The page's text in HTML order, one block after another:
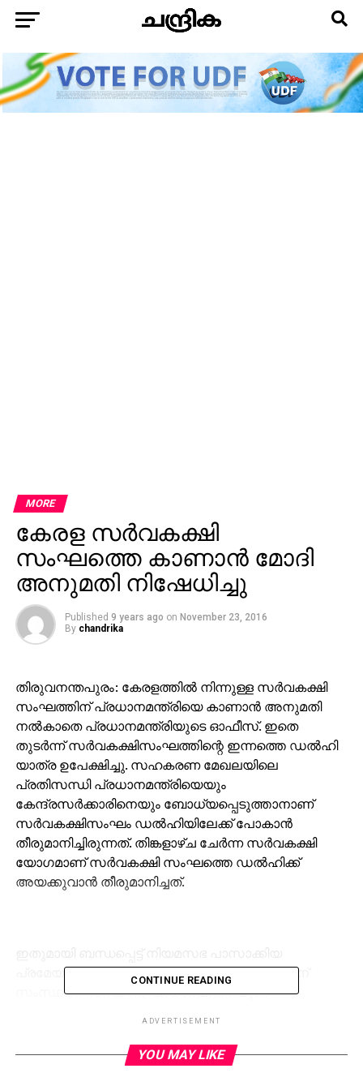
MORE
കേരള സര്‍വകക്ഷി
സംഘത്തെ കാണാന്‍ മോദി
അനുമതി നിഷേധിച്ചു
Published 9 years ago on November 23, 2016
By chandrika
തിരുവനന്തപുരം: കേരളത്തില്‍ നിന്നുള്ള സര്‍വകക്ഷി
സംഘത്തിന് പ്രധാനമന്ത്രിയെ കാണാന്‍ അനുമതി
നല്‍കാതെ പ്രധാനമന്ത്രിയുടെ ഓഫീസ്. ഇതെ
തുടര്‍ന്ന് സര്‍വകക്ഷിസംഘത്തിന്റെ ഇന്നത്തെ ഡല്‍ഹി
യാത്ര ഉപേക്ഷിച്ചു. സഹകരണ മേഖലയിലെ
പ്രതിസന്ധി പ്രധാനമന്ത്രിയെയും
കേന്ദ്രസര്‍ക്കാരിനെയും ബോധ്യപ്പെടുത്താനാണ്
സര്‍വകക്ഷിസംഘം ഡല്‍ഹിയിലേക്ക് പോകാന്‍
തീരുമാനിച്ചിരുന്നത്. തിങ്കളാഴ്ച ചേര്‍ന്ന സര്‍വകക്ഷി
യോഗമാണ് സര്‍വകക്ഷി സംഘത്തെ ഡല്‍ഹിക്ക്
അയക്കുവാന്‍ തീരുമാനിച്ചത്.
പ്രമേയവുമായി പ്രധാനമന്ത്രിയെ കാണുന്നതിന്
സംസ്ഥാന സര്‍ക്കാര്‍, പ്രധാനമന്ത്രിയുടെ
എന്നാല്‍, ധനകാര്യമന്ത്രിയെ കാണാനായിരുന്നു
പ്രധാനമന്ത്രിയുടെ ഓഫീസില്‍ നിന്നുള്ള മറുപടി.
CONTINUE READING
ADVERTISEMENT
YOU MAY LIKE